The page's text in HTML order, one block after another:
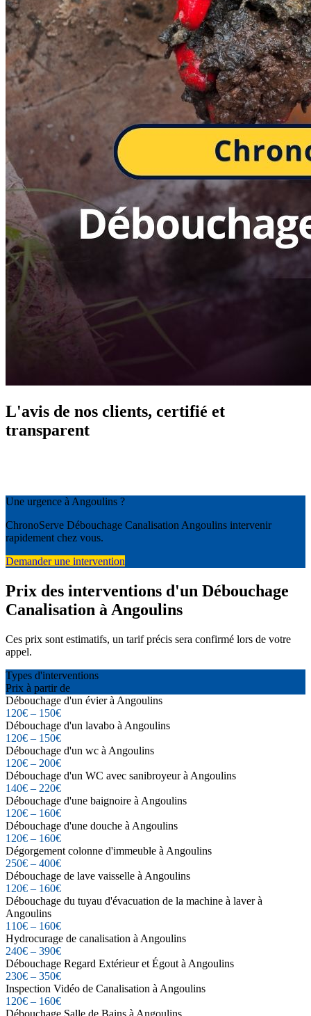
L'avis de nos clients, certifié et
transparent
Une urgence à Angoulins ?
ChronoServe Débouchage Canalisation Angoulins intervenir
rapidement chez vous.
Demander une intervention
Prix des interventions d'un Débouchage
Canalisation à Angoulins
Ces prix sont estimatifs, un tarif précis sera confirmé lors de votre
appel.
Types d'interventions
Prix à partir de
Débouchage d'un évier à Angoulins
120€ – 150€
Débouchage d'un lavabo à Angoulins
120€ – 150€
Débouchage d'un wc à Angoulins
120€ – 200€
Débouchage d'un WC avec sanibroyeur à Angoulins
140€ – 220€
Débouchage d'une baignoire à Angoulins
120€ – 160€
Débouchage d'une douche à Angoulins
120€ – 160€
Dégorgement colonne d'immeuble à Angoulins
250€ – 400€
Débouchage de lave vaisselle à Angoulins
120€ – 160€
Débouchage du tuyau d'évacuation de la machine à laver à
Angoulins
110€ – 160€
Hydrocurage de canalisation à Angoulins
240€ – 390€
Débouchage Regard Extérieur et Égout à Angoulins
230€ – 350€
Inspection Vidéo de Canalisation à Angoulins
120€ – 160€
Débouchage Salle de Bains à Angoulins